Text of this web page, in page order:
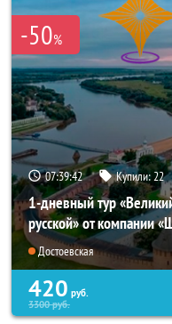
-50%
07:39:42 Купили: 22
1-дневный тур
русской» от компании
Достоевская
420 руб.
3300руб.